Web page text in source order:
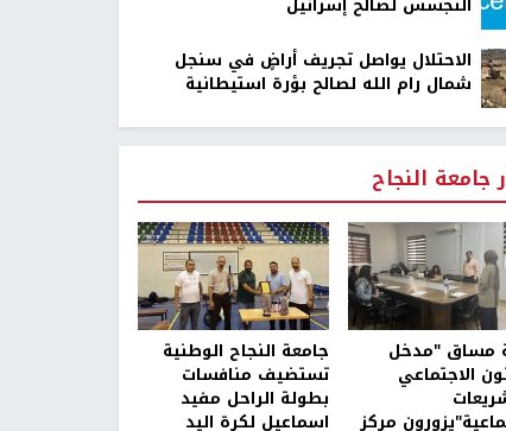
الاحتلال يواصل تجريف أراضٍ في سنجل
شمال رام الله لصالح بؤرة استيطانية
جامعة النجاح
مساق "مدخل
الاجتماعي
مركز
جامعة النجاح الوطنية
تستضيف منافسات
بطولة الراحل مفيد
اسماعيل لكرة اليد